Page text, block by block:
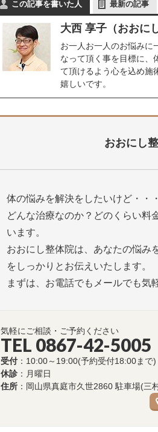
この記事を書いた人 最新の記事
大西 享子（おおに
お一人お一人のお悩みに
なって頂く事を目標に
て頂けるよう心を込め施
嬉しいです。
おおにし
体の悩みを解決をしたいけど・・・
どんな治療なのか？どのくらい料
います。
おおにし整体院は、あなたの悩み
をしっかりとお伝えいたします。
まずは、お電話でもメールでも気
気軽にご相談・ご予約ください
TEL 0867-42-5005
受付 ：10:00～19:00(予約受付18:00まで)
休診 ：月曜日
住所 ：岡山県真庭市久世2860 駐車場(三